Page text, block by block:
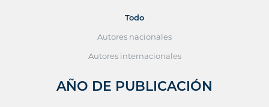
Todo
Autores nacionales
Autores internacionales
AÑO DE PUBLICACIÓN